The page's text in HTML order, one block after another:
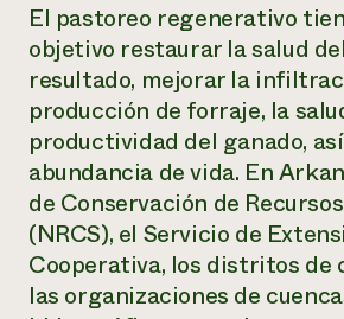
El pastoreo regenerativo
objetivo restaurar la salud
resultado, mejorar la
producción de forraje, la
productividad del ganado,
abundancia de vida. En
de Conservación de
(NRCS), el Servicio de
Cooperativa, los distritos de
las organizaciones de